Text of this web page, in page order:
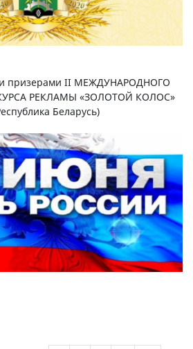
призерами II МЕЖДУНАРОДНОГО
РЕКЛАМЫ «ЗОЛОТОЙ КОЛОС»
Беларусь)